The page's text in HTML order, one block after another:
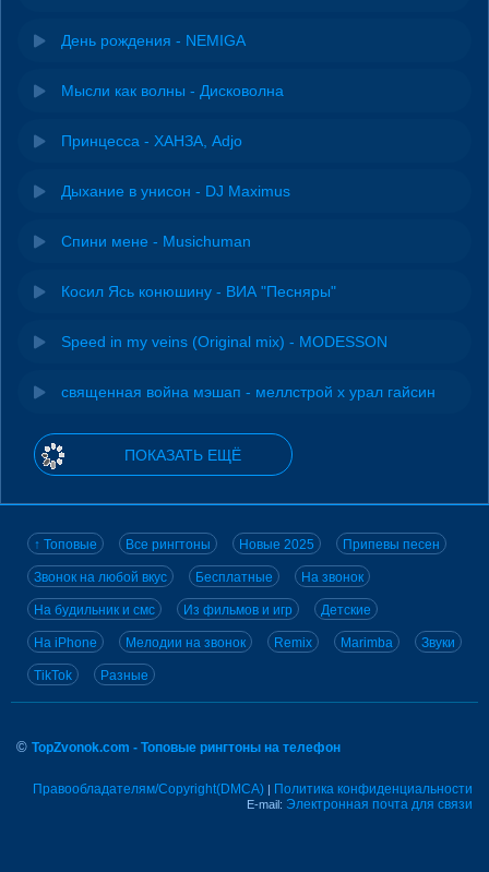
День рождения - NEMIGA
Мысли как волны - Дисковолна
Принцесса - ХАНЗА, Adjo
Дыхание в унисон - DJ Maximus
Спини мене - Musichuman
Косил Ясь конюшину - ВИА "Песняры"
Speed in my veins (Original mix) - MODESSON
священная война мэшап - меллстрой х урал гайсин
ПОКАЗАТЬ ЕЩЁ
↑ Топовые Все рингтоны Новые 2025 Припевы песен
Звонок на любой вкус Бесплатные На звонок
На будильник и смс Из фильмов и игр Детские
На iPhone Мелодии на звонок Remix Marimba Звуки
TikTok Разные
© TopZvonok.com - Топовые рингтоны на телефон
Правообладателям/Copyright(DMCA) | Политика конфиденциальности
E-mail: Электронная почта для связи